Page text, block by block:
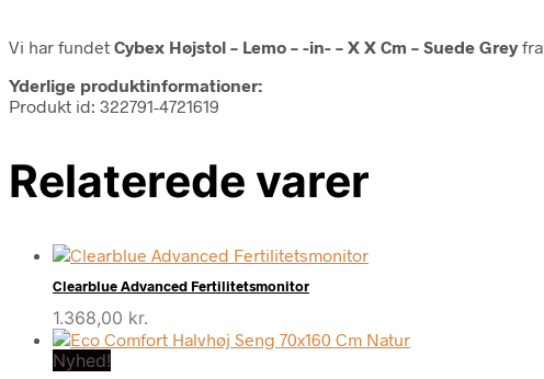
Vi har fundet Cybex Højstol – Lemo – -in- – X X Cm – Suede Greyfra
Yderlige produktinformationer:
Produkt id: 322791-4721619
Relaterede varer
Clearblue Advanced Fertilitetsmonitor
1.368,00 kr.
Nyhed!